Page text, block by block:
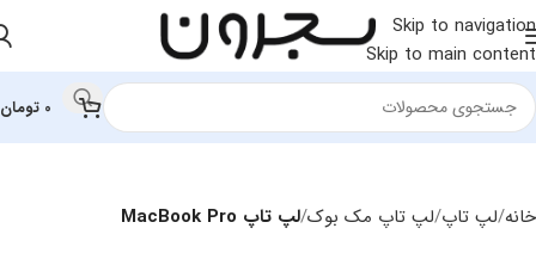
Skip to navigation
Skip to main content
0 تومان
خانه لپ تاپ لپ تاپ مک بوک لپ تاپ MacBook Pro